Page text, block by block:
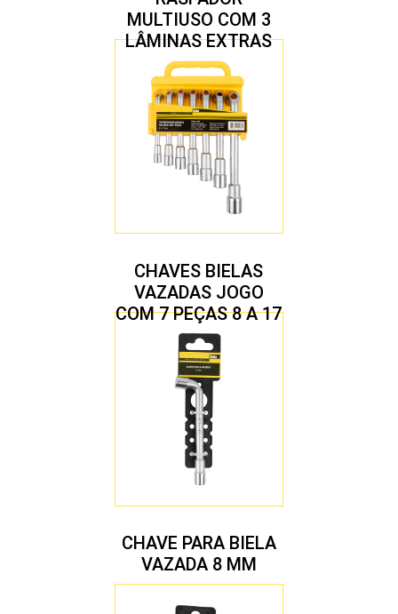
MULTIUSO COM 3
LÂMINAS EXTRAS
CHAVES BIELAS
VAZADAS JOGO
COM 7 PEÇAS 8 A 17
MM
CHAVE PARA BIELA
VAZADA 8 MM